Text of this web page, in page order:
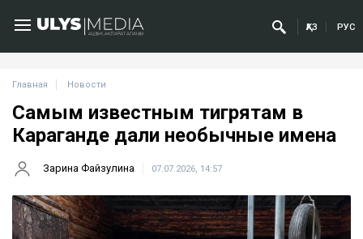
ҚАЗ РУС
Главная Новости
Самым известным тигрятам в
Караганде дали необычные имена
Зарина Файзулина 07.07.2026, 14:57